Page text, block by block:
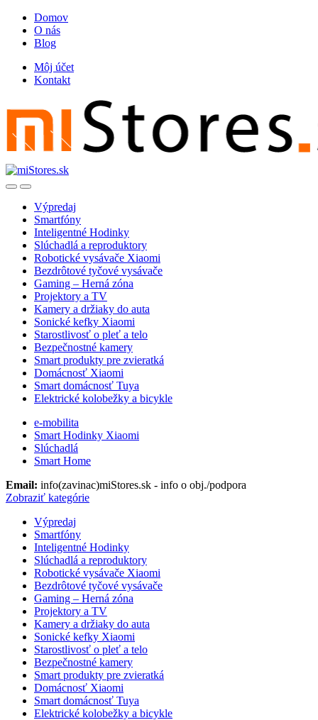
Skip
navigation
Skip
content
Domov
O nás
Blog
Môj účet
Kontakt
OpenClose
Výpredaj
Smartfóny
Inteligentné Hodinky
Slúchadlá a reproduktory
Robotické vysávače Xiaomi
Bezdrôtové tyčové vysávače
Gaming – Herná zóna
Projektory a TV
Kamery a držiaky do auta
Sonické kefky Xiaomi
Starostlivosť o pleť a telo
Bezpečnostné kamery
Smart produkty pre zvieratká
Domácnosť Xiaomi
Smart domácnosť Tuya
Elektrické kolobežky a bicykle
e-mobilita
Smart Hodinky Xiaomi
Slúchadlá
Smart Home
Email: info(zavinac)miStores.sk - info o obj./podpora
Zobraziť kategórie
Výpredaj
Smartfóny
Inteligentné Hodinky
Slúchadlá a reproduktory
Robotické vysávače Xiaomi
Bezdrôtové tyčové vysávače
Gaming – Herná zóna
Projektory a TV
Kamery a držiaky do auta
Sonické kefky Xiaomi
Starostlivosť o pleť a telo
Bezpečnostné kamery
Smart produkty pre zvieratká
Domácnosť Xiaomi
Smart domácnosť Tuya
Elektrické kolobežky a bicykle